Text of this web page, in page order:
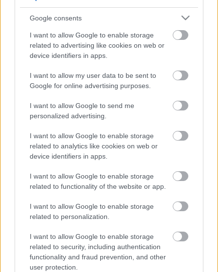
Google consents
I want to allow Google to enable storage
related to advertising like cookies on web or
device identifiers in apps.
I want to allow my user data to be sent to
Google for online advertising purposes.
I want to allow Google to send me
personalized advertising.
I want to allow Google to enable storage
related to analytics like cookies on web or
device identifiers in apps.
I want to allow Google to enable storage
related to functionality of the website or app.
I want to allow Google to enable storage
related to personalization.
I want to allow Google to enable storage
related to security, including authentication
functionality and fraud prevention, and other
user protection.
par nepieciešamību samazināt
valsts budžeta izdevumus
Paziņopar izmaiņām sociālajā jomā
2019. gadā, budžeta pieņemšana
saņemšanai maznodrošinātajiem
Grozījumi likumā par atlīdzībām: cik
daudz un kādos gadījumos karavīri
palicis viens un slims
Atcelt Ziņot